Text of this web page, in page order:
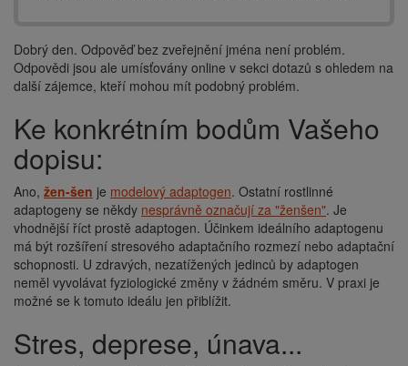
Dobrý den. Odpověď bez zveřejnění jména není problém.
Odpovědi jsou ale umísťovány online v sekci dotazů s ohledem na
další zájemce, kteří mohou mít podobný problém.
Ke konkrétním bodům Vašeho
dopisu:
Ano, žen-šen je modelový adaptogen. Ostatní rostlinné
adaptogeny se někdy nesprávně označují za "ženšen". Je
vhodnější říct prostě adaptogen. Účinkem ideálního adaptogenu
má být rozšíření stresového adaptačního rozmezí nebo adaptační
schopnosti. U zdravých, nezatížených jedinců by adaptogen
neměl vyvolávat fyziologické změny v žádném směru. V praxi je
možné se k tomuto ideálu jen přiblížit.
Stres, deprese, únava...